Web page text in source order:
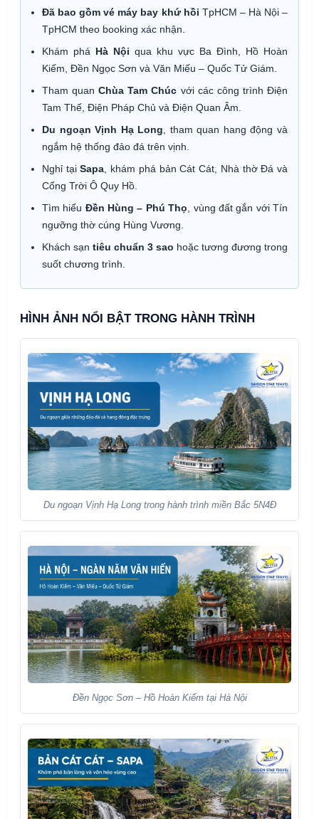
Đã bao gồm vé máy bay khứ hồi TpHCM – Hà Nội –
TpHCM theo booking xác nhận.
Khám phá Hà Nội qua khu vực Ba Đình, Hồ Hoàn
Kiếm, Đền Ngọc Sơn và Văn Miếu – Quốc Tử Giám.
Tham quanChùa Tam Chúc với các công trình Điện
Tam Thế, Điện Pháp Chủ và Điện Quan Âm.
Du ngoạn Vịnh Hạ Long , tham quan hang động và
ngắm hệ thống đảo đá trên vịnh.
Nghỉ tạiSapa , khám phá bản Cát Cát, Nhà thờ Đá và
Cổng Trời Ô Quy Hồ.
Tìm hiểu Đền Hùng – Phú Thọ , vùng đất gắn với Tín
ngưỡng thờ cúng Hùng Vương.
Khách sạn tiêu chuẩn 3 sao hoặc tương đương trong
suốt chương trình.
HÌNH ẢNH NỔI BẬT TRONG HÀNH TRÌNH
Du ngoạn Vịnh Hạ Long trong hành trình miền Bắc 5N4Đ
Đền Ngọc Sơn – Hồ Hoàn Kiếm tại Hà Nội